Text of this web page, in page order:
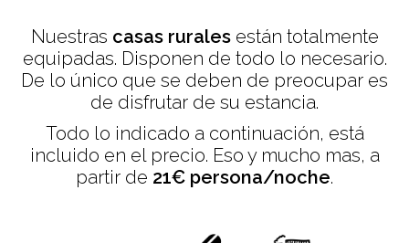
Nuestras casas ruralesestán totalmente
equipadas. Disponen de todo lo necesario.
De lo único que se deben de preocupar es
de disfrutar de su estancia.
Todo lo indicado a continuación, está
incluido en el precio. Eso y mucho mas, a
partir de 21€ persona/noche.